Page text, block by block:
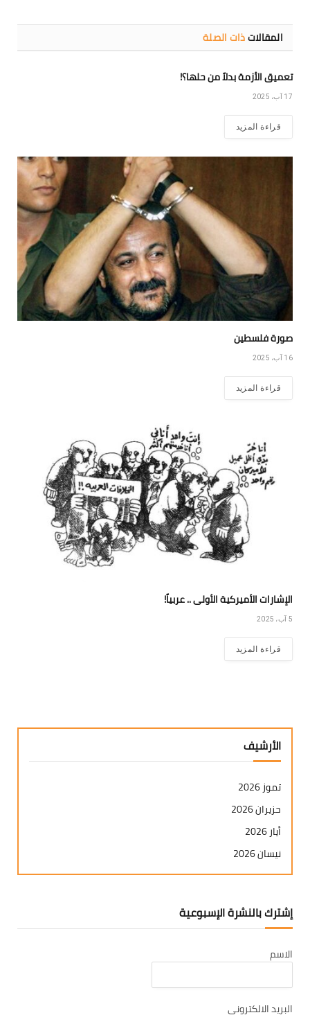
المقالاتذات الصلة
تعميق الأزمة بدلاً من حلها؟!
17 آب، 2025
قراءة المزيد
صورة فلسطين
16 آب، 2025
قراءة المزيد
الإشارات الأميركية الأولى .. عربياً!
5 آب، 2025
قراءة المزيد
الأرشيف
تموز 2026
حزيران 2026
أيار 2026
نيسان 2026
آذار 2026
كانون ثاني 2026
تشرين ثاني 2025
تشرين أول 2025
أيلول 2025
إشترك بالنشرة الإسبوعية
الاسم
البريد الالكتروني